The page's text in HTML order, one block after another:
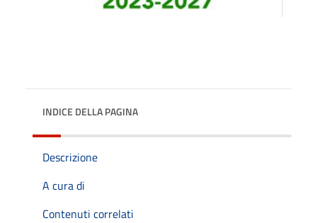
INDICE DELLA PAGINA
Descrizione
A cura di
Contenuti correlati